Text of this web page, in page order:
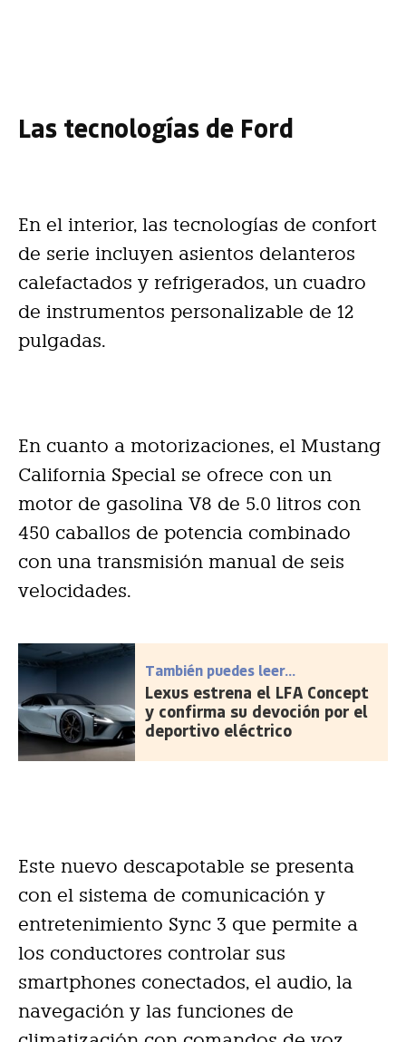
Las tecnologías de Ford
En el interior, las tecnologías de confort
de serie incluyen asientos delanteros
calefactados y refrigerados, un cuadro
de instrumentos personalizable de 12
pulgadas.
En cuanto a motorizaciones, el Mustang
California Special se ofrece con un
motor de gasolina V8 de 5.0 litros con
450 caballos de potencia combinado
con una transmisión manual de seis
velocidades.
También puedes leer...
Lexus estrena el LFA Concept
y confirma su devoción por el
deportivo eléctrico
Este nuevo descapotable se presenta
con el sistema de comunicación y
entretenimiento Sync 3 que permite a
los conductores controlar sus
smartphones conectados, el audio, la
navegación y las funciones de